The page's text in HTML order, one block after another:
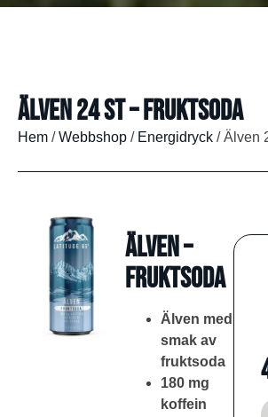
Älven 24 st – Fruktsoda
Hem /Webbshop / Energidryck / Älven
Älven –
Fruktsoda
Älven med
smak av
fruktsoda
180 mg
koffein